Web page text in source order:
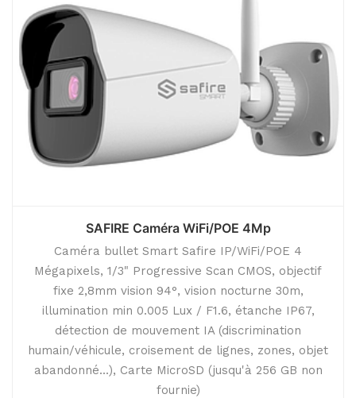
SAFIRE Caméra WiFi/POE 4Mp
Caméra bullet Smart Safire IP/WiFi/POE 4
Mégapixels, 1/3" Progressive Scan CMOS, objectif
fixe 2,8mm vision 94°, vision nocturne 30m,
illumination min 0.005 Lux / F1.6, étanche IP67,
détection de mouvement IA (discrimination
humain/véhicule, croisement de lignes, zones, objet
abandonné...), Carte MicroSD (jusqu'à 256 GB non
fournie)